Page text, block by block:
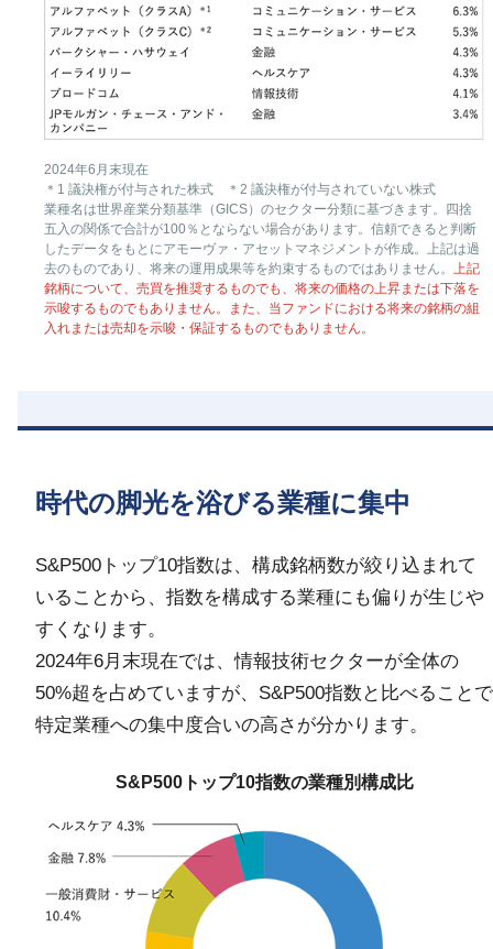
2024年6月末現在
＊1 議決権が付与された株式 ＊2 議決権が付与されていない株式
業種名は世界産業分類基準（GICS）のセクター分類に基づきます。四捨
五入の関係で合計が100％とならない場合があります。信頼できると判断
したデータをもとにアモーヴァ・アセットマネジメントが作成。上記は過
去のものであり、将来の運用成果等を約束するものではありません。 上記
銘柄について、売買を推奨するものでも、将来の価格の上昇または下落を
示唆するものでもありません。また、当ファンドにおける将来の銘柄の組
入れまたは売却を示唆・保証するものでもありません。
時代の脚光を浴びる業種に集中
S&P500トップ10指数は、構成銘柄数が絞り込まれて
いることから、指数を構成する業種にも偏りが生じや
すくなります。
2024年6月末現在では、情報技術セクターが全体の
50%超を占めていますが、S&P500指数と比べることで
特定業種への集中度合いの高さが分かります。
S&P500トップ10指数の業種別構成比